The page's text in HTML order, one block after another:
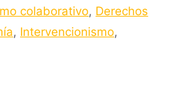
colaborativo, Derechos
, Intervencionismo,